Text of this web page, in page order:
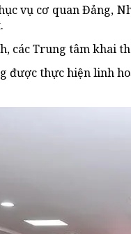
vụ cơ quan Đảng,
các Trung tâm khai
được thực hiện linh